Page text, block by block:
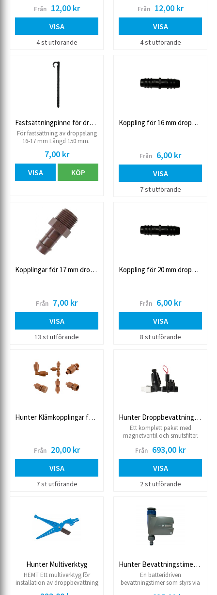
längd rulle: 500 m Säljes/meter
Används tillsammans med
kopplingar för droppslang
Från 12,00 kr
VISA
4 st utförande
16x1,2 max 50 meter i
metervara 17x1,2 max 100
meter i metervara
Från 12,00 kr
VISA
4 st utförande
Fastsättningpinne för droppslang
För fastsättning av droppslang
16-17 mm Längd 150 mm.
7,00 kr
VISA KÖP
Koppling för 16 mm droppslang
Från 6,00 kr
VISA
7 st utförande
Kopplingar för 17 mm droppslang
Från 7,00 kr
VISA
13 st utförande
Koppling för 20 mm droppslang
Från 6,00 kr
VISA
8 st utförande
Hunter Klämkopplingar för droppslang 16-18 mm
Från 20,00 kr
VISA
7 st utförande
Hunter Droppbevattningskit
Ett komplett paket med
magnetventil och smutsfilter.
1.4 till 8.0 kg Flöde 2 till 55 l/min
Från 693,00 kr
VISA
2 st utförande
Hunter Multiverktyg
HEMT Ett multiverktyg för
installation av droppbevattning
Hunter Bevattningstimer BTT
En batteridriven
bevattningstimer som styrs via